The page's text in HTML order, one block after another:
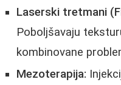
Laserski tretmani
Poboljšavaju
kombinovane
Mezoterapija: